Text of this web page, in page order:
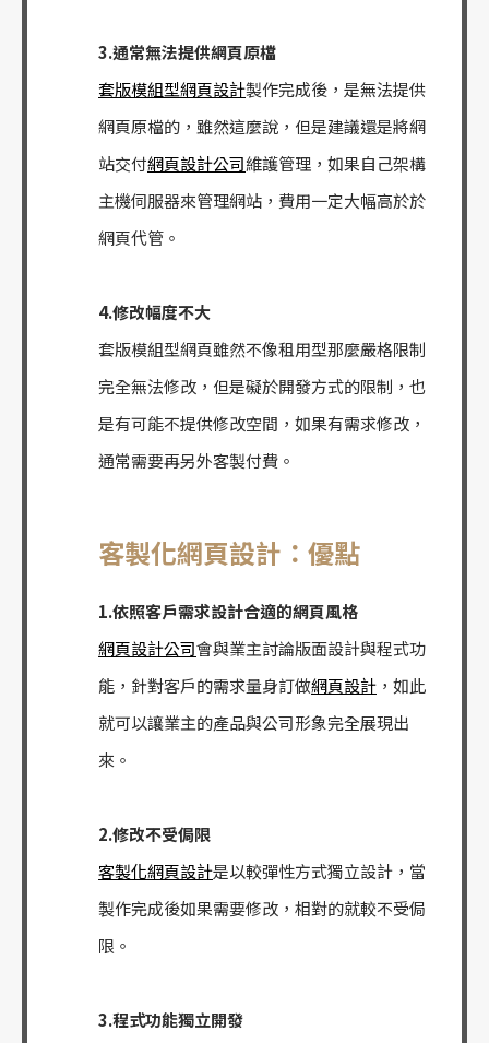
3.通常無法提供網頁原檔
套版模組型網頁設計製作完成後，是無法提供
網頁原檔的，雖然這麼說，但是建議還是將網
站交付網頁設計公司維護管理，如果自己架構
主機伺服器來管理網站，費用一定大幅高於於
網頁代管。
4.修改幅度不大
套版模組型網頁雖然不像租用型那麼嚴格限制
完全無法修改，但是礙於開發方式的限制，也
是有可能不提供修改空間，如果有需求修改，
通常需要再另外客製付費。
客製化網頁設計：優點
1.依照客戶需求設計合適的網頁風格
網頁設計公司會與業主討論版面設計與程式功
能，針對客戶的需求量身訂做網頁設計 ，如此
就可以讓業主的產品與公司形象完全展現出
來。
2.修改不受侷限
客製化網頁設計是以較彈性方式獨立設計，當
製作完成後如果需要修改，相對的就較不受侷
限。
3.程式功能獨立開發